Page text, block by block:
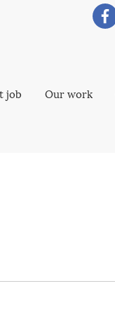
job Our work